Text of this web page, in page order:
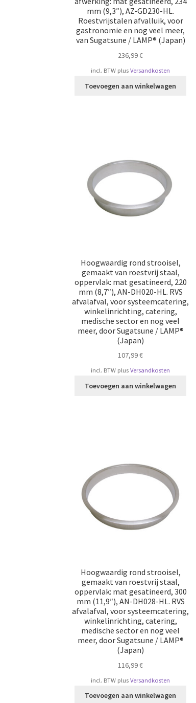
mm (9,3″), AZ-GD230-HL.
Roestvrijstalen afvalluik, voor
gastronomie en nog veel meer,
van Sugatsune / LAMP® (Japan)
236,99€
incl. BTW plusVersandkosten
Toevoegen aan winkelwagen
Hoogwaardig rond strooisel,
gemaakt van roestvrij staal,
oppervlak: mat gesatineerd, 220
mm (8,7″), AN-DH020-HL. RVS
afvalafval, voor systeemcatering,
winkelinrichting, catering,
medische sector en nog veel
meer, door Sugatsune / LAMP®
(Japan)
107,99€
incl. BTW plusVersandkosten
Toevoegen aan winkelwagen
Hoogwaardig rond strooisel,
gemaakt van roestvrij staal,
oppervlak: mat gesatineerd, 300
mm (11,9″), AN-DH028-HL. RVS
afvalafval, voor systeemcatering,
winkelinrichting, catering,
medische sector en nog veel
meer, door Sugatsune / LAMP®
(Japan)
116,99€
incl. BTW plusVersandkosten
Toevoegen aan winkelwagen